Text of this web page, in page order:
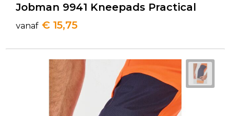
Jobman 9941 Kneepads Practical
vanaf € 15,75